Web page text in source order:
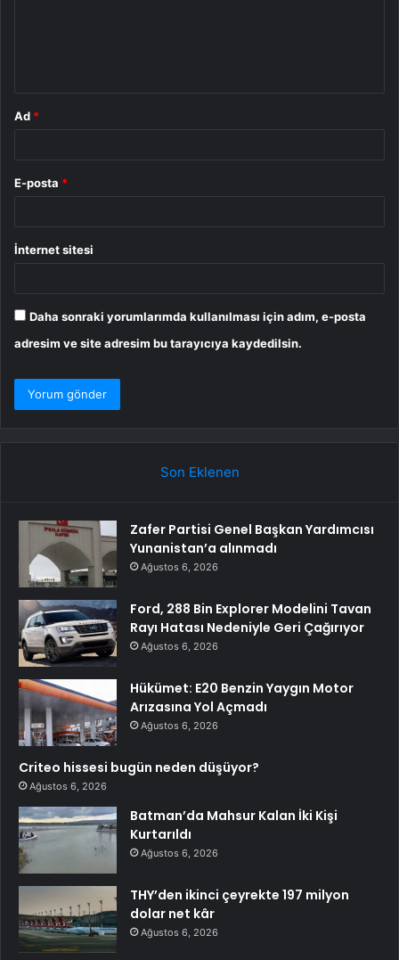
Ad *
E-posta *
İnternet sitesi
Daha sonraki yorumlarımda kullanılması için adım, e-posta
adresim ve site adresim bu tarayıcıya kaydedilsin.
Son Eklenen
Zafer Partisi Genel Başkan Yardımcısı
Yunanistan’a alınmadı
Ağustos 6, 2026
Ford, 288 Bin Explorer Modelini Tavan
Rayı Hatası Nedeniyle Geri Çağırıyor
Ağustos 6, 2026
Hükümet: E20 Benzin Yaygın Motor
Arızasına Yol Açmadı
Ağustos 6, 2026
Criteo hissesi bugün neden düşüyor?
Ağustos 6, 2026
Batman’da Mahsur Kalan İki Kişi
Kurtarıldı
Ağustos 6, 2026
THY’den ikinci çeyrekte 197 milyon
dolar net kâr
Ağustos 6, 2026